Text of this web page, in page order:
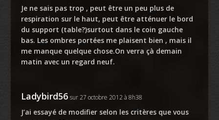
Je ne sais pas trop , peut être un peu plus de
respiration sur le haut, peut être atténuer le bord
du support (table?)surtout dans le coin gauche
bas. Les ombres portées me plaisent bien , mais il
me manque quelque chose.On verra çà demain
matin avec un regard neuf.
Ladybird56 sur 27 octobre 2012 à 8h38
J’ai essayé de modifier selon les critères que vous